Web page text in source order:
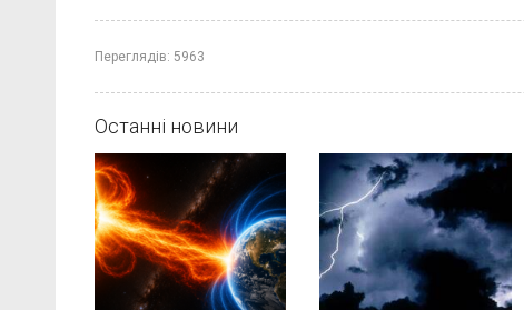
Переглядів: 5963
Останні новини